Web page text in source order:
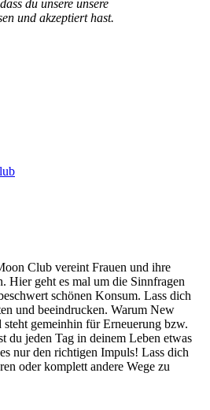
du unsere unsere
und akzeptiert hast.
Club vereint Frauen und ihre
Hier geht es mal um die Sinnfragen
schönen Konsum. Lass dich
und beeindrucken. Warum New
gemeinhin für Erneuerung bzw.
du jeden Tag in deinem Leben etwas
nur den richtigen Impuls! Lass dich
oder komplett andere Wege zu